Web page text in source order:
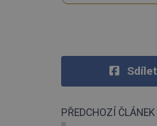
PŘEDCHOZÍ ČLÁNEK